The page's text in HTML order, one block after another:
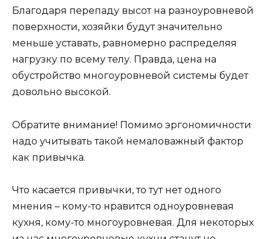
Благодаря перепаду высот на разноуровневой
поверхности, хозяйки будут значительно
меньше уставать, равномерно распределяя
нагрузку по всему телу. Правда, цена на
обустройство многоуровневой системы будет
довольно высокой.
Обратите внимание! Помимо эргономичности
надо учитывать такой немаловажный фактор
как привычка.
Что касается привычки, то тут нет одного
мнения – кому-то нравится одноуровневая
кухня, кому-то многоуровневая. Для некоторых